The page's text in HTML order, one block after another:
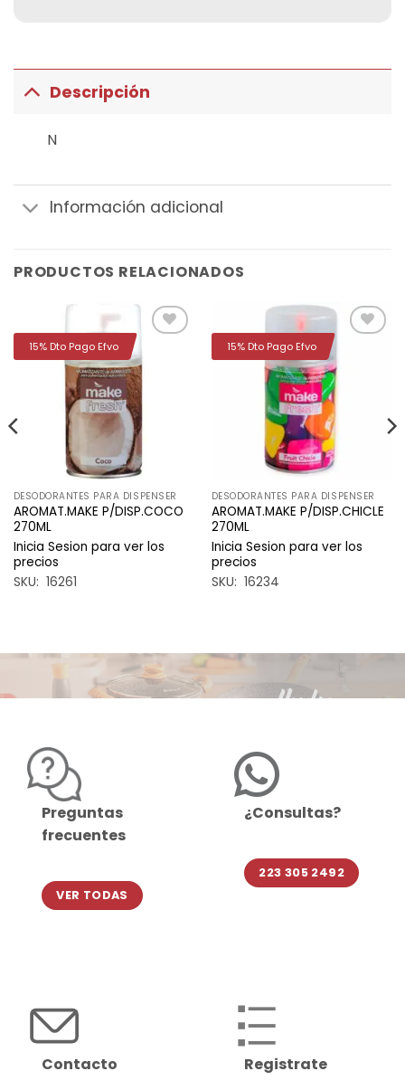
Descripción
N
Información adicional
PRODUCTOS RELACIONADOS
DESODORANTES PARA DISPENSER
AROMAT.MAKE P/DISP.COCO
270ML
Inicia Sesion para ver los
precios
SKU: 16261
15% Dto Pago Efvo
DESODORANTES PARA DISPENSER
AROMAT.MAKE P/DISP.CHICLE
270ML
Inicia Sesion para ver los
precios
SKU: 16234
15% Dto Pago Efvo
Preguntas
frecuentes
VER TODAS
¿Consultas?
223 305 2492
Contacto Registrate